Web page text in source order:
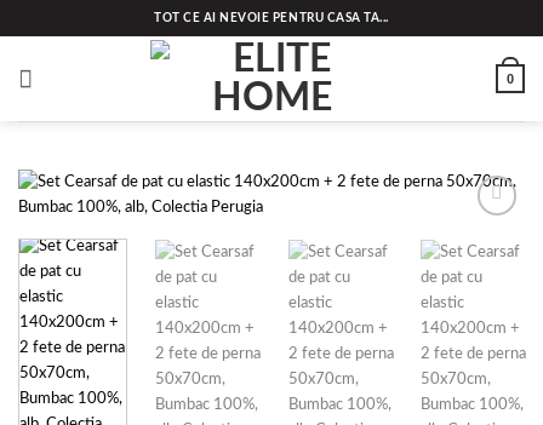
to
TOT CE AI NEVOIE PENTRU CASA TA...
0
wishlist